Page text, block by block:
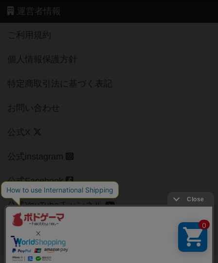
運営者情報
ご利用規約
個人情報保護方針
特定商取引法に基づく表記
お問い合わせ
公式X
公式instagram
公式Facebook
公式YouTubeチャンネル